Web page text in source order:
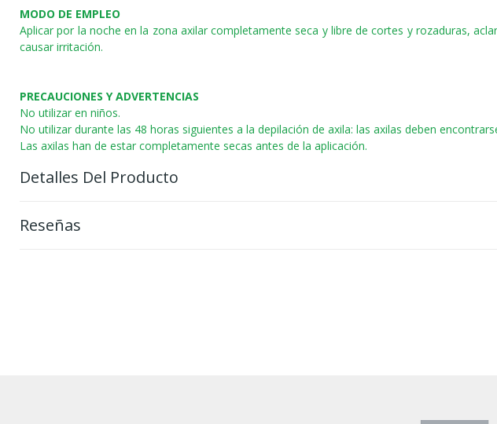
MODO DE EMPLEO
Aplicar por la noche en la zona axilar completamente seca y libre de cortes y rozaduras,
causar irritación.
PRECAUCIONES Y ADVERTENCIAS
No utilizar en niños.
No utilizar durante las 48 horas siguientes a la depilación de axila: las axilas deben
Las axilas han de estar completamente secas antes de la aplicación.
Detalles Del Producto
Reseñas